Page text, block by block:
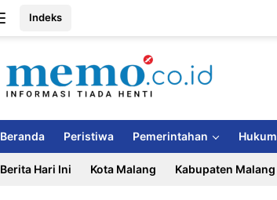
Indeks
Beranda Peristiwa Pemerintahan Hukum
Berita Hari Ini Kota Malang Kabupaten Malang